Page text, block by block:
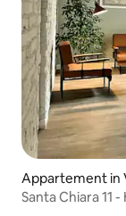
Appartement in
Santa Chiara 11